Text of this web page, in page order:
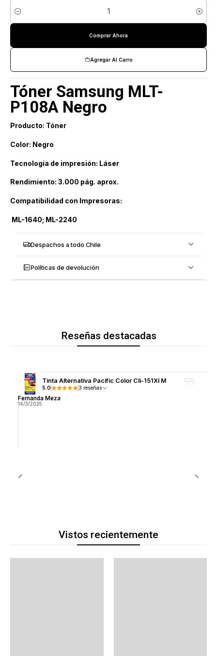
Cantidad
Agregar Al Carro
Comprar Ahora
Tóner Samsung MLT-
P108A Negro
Producto: Tóner
Color: Negro
Tecnología de impresión: Láser
Rendimiento: 3.000 pág. aprox.
Compatibilidad con Impresoras:
ML-1640; ML-2240
Despachos a todo Chile
Políticas de devolución
Reseñas destacadas
Tinta Alternativa Pacific Color Cli-151Xl M
5.0 3 reseñas
Fernanda Meza
14/3/2025
Vistos recientemente